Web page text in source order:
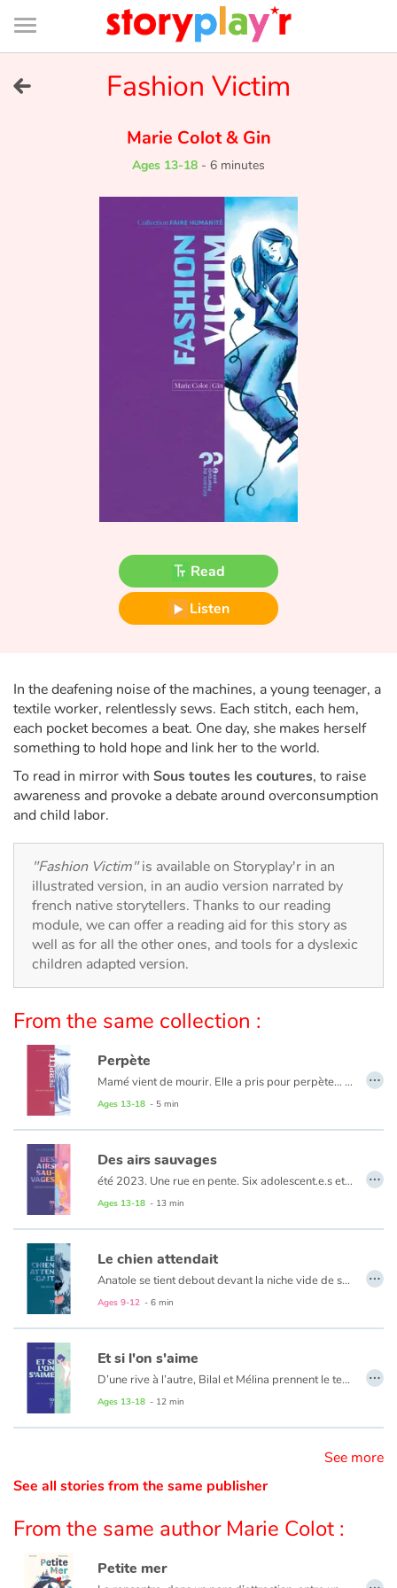
Connexion
Bibliothèque
de
page
Tales and classics in french
Princesses and princes, kings, queens and dragons
Ecology, nature, seasons
Around the world
Learning
Arts, space, activities
Documentaries
With the family
Daily life and hobbies
At school
Festivals and events
Love and friendship
Social issues
Emotions and feelings
Formats and illustrations
Catalogue anglais
Contraste +
Help
Schools
Libraries
Videos & Tutorials
Fashion Victim
Marie Colot&Gin
Ages 13-18 - 6 minutes
Read
Listen
In the deafening noise of the machines, a young teenager, a
textile worker, relentlessly sews. Each stitch, each hem,
each pocket becomes a beat. One day, she makes herself
something to hold hope and link her to the world.
To read in mirror with Sous toutes les coutures, to raise
awareness and provoke a debate around overconsumption
and child labor.
"Fashion Victim"is available on Storyplay'r in an
illustrated version, in an audio version narrated by
french native storytellers. Thanks to our reading
module, we can offer a reading aid for this story as
well as for all the other ones, and tools for a dyslexic
children adapted version.
From the same collection :
Perpète
Mamé vient de mourir. Elle a pris pour perpète… Perpète est un poème d’amour qui frappe à la porte du temps et au cœur des vivants.
Ages 13-18 - 5 min
…
Des airs sauvages
été 2023. Une rue en pente. Six adolescent.e.s et leur passion du skate, un spectacle simple de la vie, souriante et désinvolte. Jusqu'à ce jour où...
Ages 13-18 - 13 min
…
Le chien attendait
Anatole se tient debout devant la niche vide de son chien.
Ages 9-12 - 6 min
…
Et si l'on s'aime
D’une rive à l’autre, Bilal et Mélina prennent le temps de s’apprivoiser. Et s’ils choisissaient de s’aimer pour de bon ?
À lire en vis-à-vis de "
Ages 13-18 - 12 min
…
See more
See all stories from the same publisher
From the same author Marie Colot :
Petite mer